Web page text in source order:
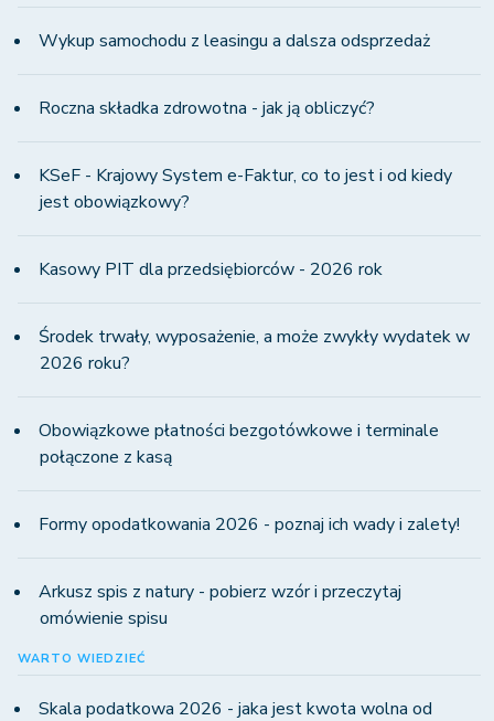
Wykup samochodu z leasingu a dalsza odsprzedaż
Roczna składka zdrowotna - jak ją obliczyć?
KSeF - Krajowy System e-Faktur, co to jest i od kiedy
jest obowiązkowy?
Kasowy PIT dla przedsiębiorców - 2026 rok
Środek trwały, wyposażenie, a może zwykły wydatek w
2026 roku?
Obowiązkowe płatności bezgotówkowe i terminale
połączone z kasą
Formy opodatkowania 2026 - poznaj ich wady i zalety!
Arkusz spis z natury - pobierz wzór i przeczytaj
omówienie spisu
WARTO WIEDZIEĆ
Skala podatkowa 2026 - jaka jest kwota wolna od